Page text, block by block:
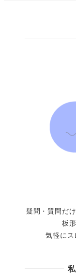
疑問・質問だ
板
気軽に